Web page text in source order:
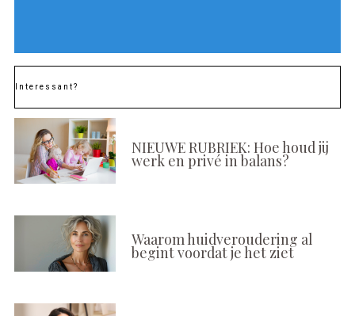
Interessant?
NIEUWE RUBRIEK: Hoe houd jij
werk en privé in balans?
Waarom huidveroudering al
begint voordat je het ziet